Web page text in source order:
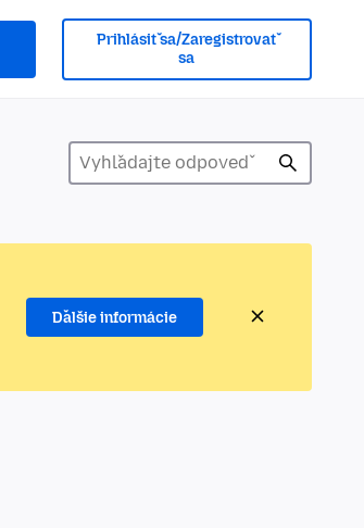
Prihlásiť sa/Zaregistrovať
sa
Ďalšie informácie